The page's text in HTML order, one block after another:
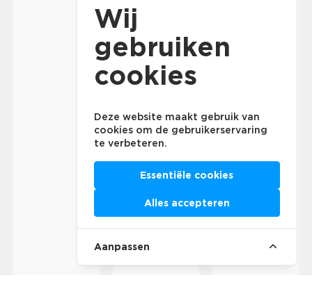
Wij
gebruiken
cookies
Deze website maakt gebruik van
cookies om de gebruikerservaring
te verbeteren.
Essentiële cookies
Alles accepteren
Aanpassen